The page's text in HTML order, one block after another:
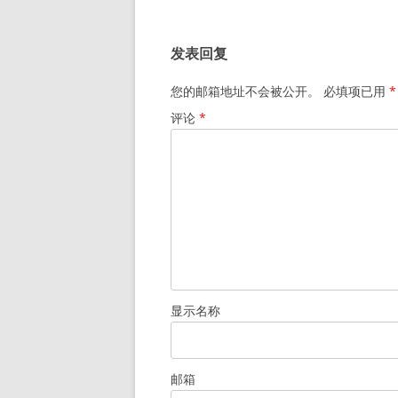
发表回复
您的邮箱地址不会被公开。 必填项已用 *
评论 *
显示名称
邮箱